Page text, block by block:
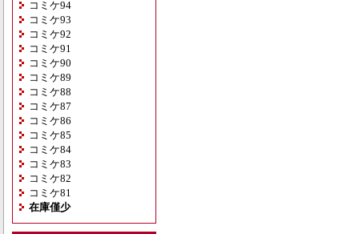
コミケ94
コミケ93
コミケ92
コミケ91
コミケ90
コミケ89
コミケ88
コミケ87
コミケ86
コミケ85
コミケ84
コミケ83
コミケ82
コミケ81
在庫僅少